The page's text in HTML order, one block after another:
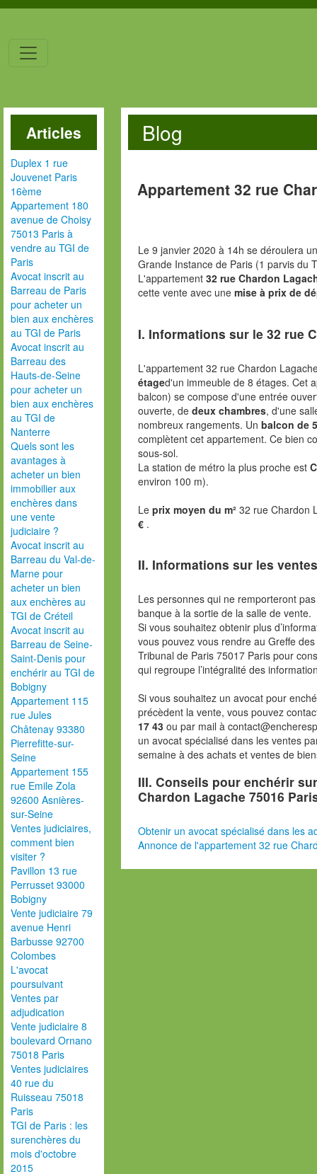
Articles
Duplex 1 rue
Jouvenet Paris
16ème
Appartement 180
avenue de Choisy
75013 Paris à
vendre au TGI de
Paris
Avocat inscrit au
Barreau de Paris
pour acheter un
bien aux enchères
au TGI de Paris
Avocat inscrit au
Barreau des
Hauts-de-Seine
pour acheter un
bien aux enchères
au TGI de
Nanterre
Quels sont les
avantages à
acheter un bien
immobilier aux
enchères dans
une vente
judiciaire ?
Avocat inscrit au
Barreau du Val-de-
Marne pour
acheter un bien
aux enchères au
TGI de Créteil
Avocat inscrit au
Barreau de Seine-
Saint-Denis pour
enchérir au TGI de
Bobigny
Appartement 115
rue Jules
Châtenay 93380
Pierrefitte-sur-
Seine
Appartement 155
rue Emile Zola
92600 Asnières-
sur-Seine
Ventes judiciaires,
comment bien
visiter ?
Pavillon 13 rue
Perrusset 93000
Bobigny
Vente judiciaire 79
avenue Henri
Barbusse 92700
Colombes
L'avocat
poursuivant
Ventes par
adjudication
Vente judiciaire 8
boulevard Ornano
75018 Paris
Ventes judiciaires
40 rue du
Ruisseau 75018
Paris
TGI de Paris : les
surenchères du
mois d'octobre
2015
Blog
Appartement 32 rue
Le 9 janvier 2020 à 14h se déroulera
Grande Instance de Paris (1 parvis du
L'appartement 32 rue Chardon
cette vente avec une mise à prix de
I. Informations sur le 32 rue
L'appartement 32 rue Chardon
étaged'un immeuble de 8 étages. Cet
balcon) se compose d'une entrée
ouverte, de deux chambres, d'une
nombreux rangements. Un balcon de
complètent cet appartement. Ce bien
sous-sol.
La station de métro la plus proche est
environ 100 m).
Le prix moyen du m² 32 rue Chardon
€ .
II. Informations sur les
Les personnes qui ne remporteront
banque à la sortie de la salle de vente.
Si vous souhaitez obtenir plus
vous pouvez vous rendre au Greffe
Tribunal de Paris 75017 Paris pour
qui regroupe l’intégralité des
Si vous souhaitez un avocat pour
précèdent la vente, vous pouvez
17 43 ou par mail à
un avocat spécialisé dans les ventes
semaine à des achats et ventes de
III. Conseils pour enchérir
Chardon Lagache 75016
Obtenir un avocat spécialisé dans les
Annonce de l'appartement 32 rue